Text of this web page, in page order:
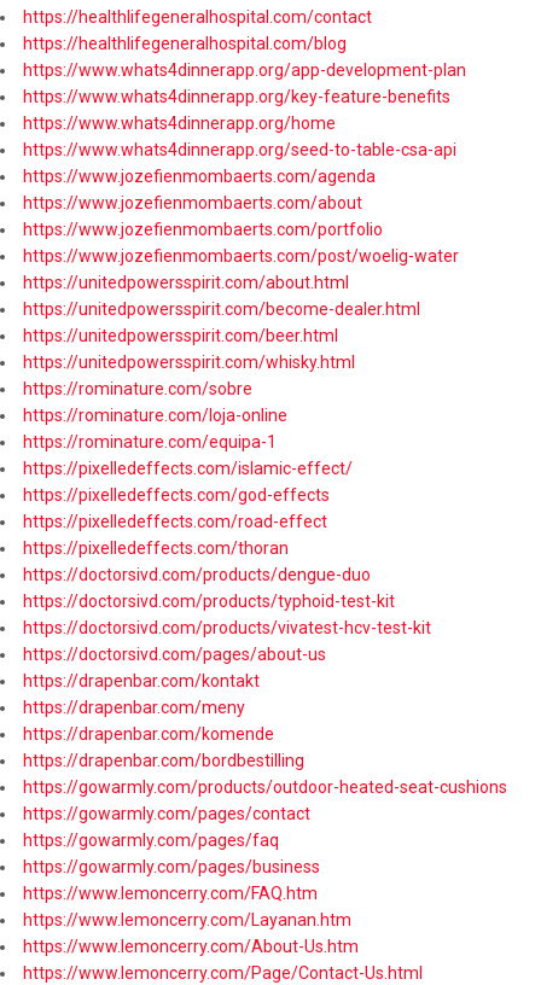
https://healthlifegeneralhospital.com/contact
https://healthlifegeneralhospital.com/blog
https://www.whats4dinnerapp.org/app-development-plan
https://www.whats4dinnerapp.org/key-feature-benefits
https://www.whats4dinnerapp.org/home
https://www.whats4dinnerapp.org/seed-to-table-csa-api
https://www.jozefienmombaerts.com/agenda
https://www.jozefienmombaerts.com/about
https://www.jozefienmombaerts.com/portfolio
https://www.jozefienmombaerts.com/post/woelig-water
https://unitedpowersspirit.com/about.html
https://unitedpowersspirit.com/become-dealer.html
https://unitedpowersspirit.com/beer.html
https://unitedpowersspirit.com/whisky.html
https://rominature.com/sobre
https://rominature.com/loja-online
https://rominature.com/equipa-1
https://pixelledeffects.com/islamic-effect/
https://pixelledeffects.com/god-effects
https://pixelledeffects.com/road-effect
https://pixelledeffects.com/thoran
https://doctorsivd.com/products/dengue-duo
https://doctorsivd.com/products/typhoid-test-kit
https://doctorsivd.com/products/vivatest-hcv-test-kit
https://doctorsivd.com/pages/about-us
https://drapenbar.com/kontakt
https://drapenbar.com/meny
https://drapenbar.com/komende
https://drapenbar.com/bordbestilling
https://gowarmly.com/products/outdoor-heated-seat-cushions
https://gowarmly.com/pages/contact
https://gowarmly.com/pages/faq
https://gowarmly.com/pages/business
https://www.lemoncerry.com/FAQ.htm
https://www.lemoncerry.com/Layanan.htm
https://www.lemoncerry.com/About-Us.htm
https://www.lemoncerry.com/Page/Contact-Us.html